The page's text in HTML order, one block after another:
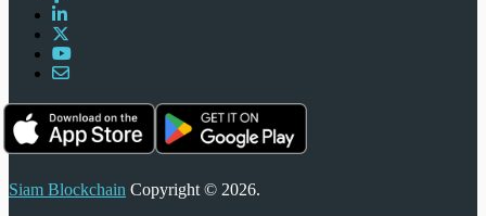
Siam Blockchain Copyright © 2026.